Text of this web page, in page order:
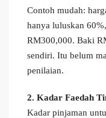
Contoh mudah:
hanya luluskan
RM300,000. Baki
sendiri. Itu belum
penilaian.
2. Kadar Faedah
Kadar pinjaman